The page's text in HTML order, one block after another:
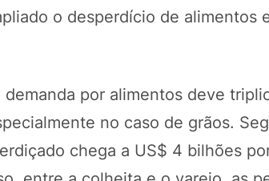
o desperdício de alimentos
demanda por alimentos deve
no caso de grãos.
chega a US$ 4 bilhões